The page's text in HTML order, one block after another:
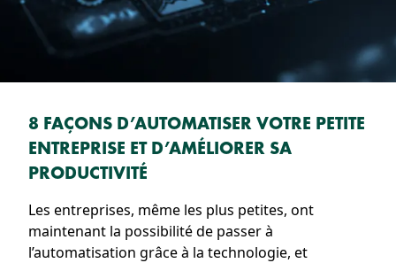
8 FAÇONS D’AUTOMATISER VOTRE PETITE
ENTREPRISE ET D’AMÉLIORER SA
PRODUCTIVITÉ
Les entreprises, même les plus petites, ont
maintenant la possibilité de passer à
l’automatisation grâce à la technologie, et